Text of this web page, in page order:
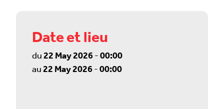
Date et lieu
du22 May 2026-00:00
au22 May 2026-00:00